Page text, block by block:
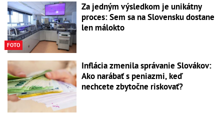
FOTO
Za jedným výsledkom je unikátny
proces: Sem sa na Slovensku dostane
len málokto
Inflácia zmenila správanie Slovákov:
Ako narábať s peniazmi, keď
nechcete zbytočne riskovať?